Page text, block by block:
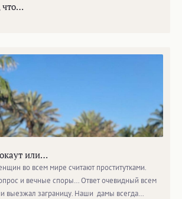
что…
или…
во всем мире считают проститутками.
и вечные споры… Ответ очевидный всем
выезжал заграницу. Наши дамы всегда…